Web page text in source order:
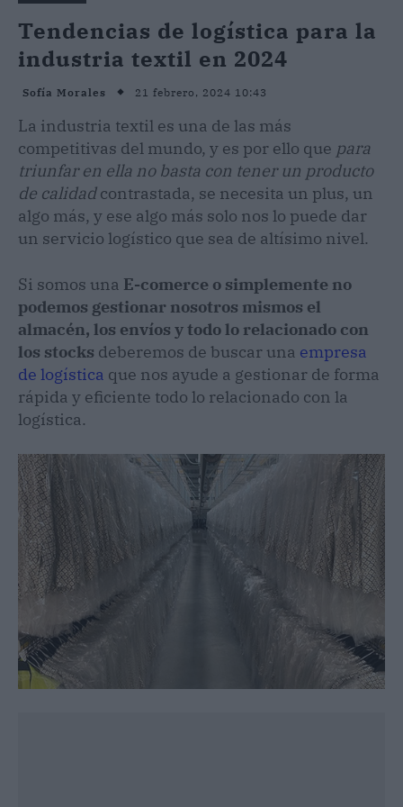
Tendencias de logística para la
industria textil en 2024
Sofía Morales 21 febrero, 2024 10:43
La industria textil es una de las más
competitivas del mundo, y es por ello que para
triunfar en ella no basta con tener un producto
de calidadcontrastada, se necesita un plus, un
algo más, y ese algo más solo nos lo puede dar
un servicio logístico que sea de altísimo nivel.
Si somos una E-comerce o simplemente no
podemos gestionar nosotros mismos el
almacén, los envíos y todo lo relacionado con
los stocks deberemos de buscar una empresa
de logística que nos ayude a gestionar de forma
rápida y eficiente todo lo relacionado con la
logística.